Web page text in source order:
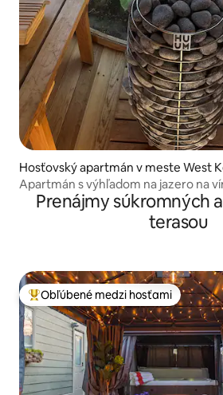
Hosťovský apartmán v meste West
Apartmán s výhľadom na jazero na
sudovou saunou
Prenájmy súkromných
terasou
Najobľúbenejšie medzi hosťami
Obľúbené medzi hosťami